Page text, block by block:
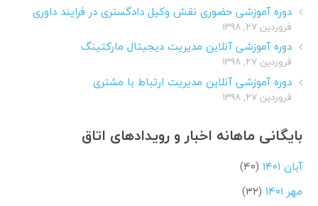
دوره آموزشی حضوری نقش وکیل دادگستری در فرایند داوری
فروردین ۲۷, ۱۳۹۸
دوره آموزشی آنلاین مدیریت دیجیتال مارکتینگ
فروردین ۲۷, ۱۳۹۸
دوره آموزشی آنلاین مدیریت ارتباط با مشتری
فروردین ۲۷, ۱۳۹۸
بایگانی ماهانه اخبار و رویدادهای اتاق
آبان ۱۴۰۱
(۴۰)
مهر ۱۴۰۱
(۳۲)